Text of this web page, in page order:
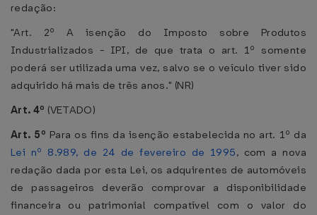
redação:
"Art. 2º A isenção do Imposto sobre Produtos
Industrializados - IPI, de que trata o art. 1º somente
poderá ser utilizada uma vez, salvo se o veículo tiver sido
adquirido há mais de três anos." (NR)
Art. 4º (VETADO)
Art. 5º Para os fins da isenção estabelecida no art. 1º da
Lei nº 8.989, de 24 de fevereiro de 1995, com a nova
redação dada por esta Lei, os adquirentes de automóveis
de passageiros deverão comprovar a disponibilidade
financeira ou patrimonial compatível com o valor do